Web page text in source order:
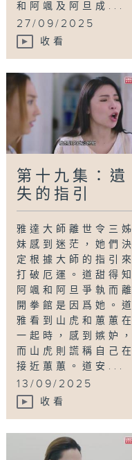
和阿颯及阿旦成...
27/09/2025
收看
第十九集：遺
失的指引
雅達大師離世令三姊
妹感到迷茫，她們決
定根據大師的指引來
打破厄運。道甜得知
阿颯和阿旦爭執而離
開拳館是因爲她。道
雅看到山虎和蕙蕙在
一起時，感到嫉妒，
而山虎則謊稱自己在
接近蕙蕙。道安...
13/09/2025
收看